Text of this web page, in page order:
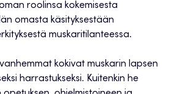
roolinsa kokemisesta
omasta käsityksestään
muskaritilanteessa.
kokivat muskarin lapsen
harrastukseksi. Kuitenkin he